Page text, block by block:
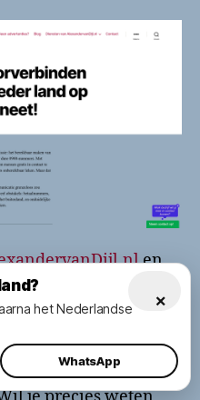
en
contact met jouw
relaties over de
via één lokaal
kosten
eerder geblokkeerde
×
het Nederlandse
WhatsApp